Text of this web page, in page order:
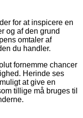
for at inspicere en
og af den grund
omtaler af
du handler.
fornemme chancer
Herinde ses
at give en
tillige må bruges til